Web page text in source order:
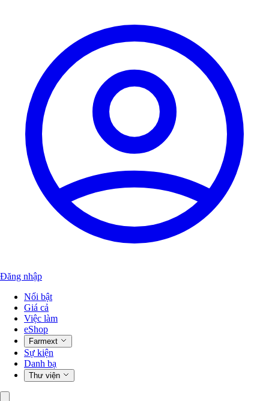
Đăng nhập
Nổi bật
Giá cả
Việc làm
eShop
Farmext
Sự kiện
Danh bạ
Thư viện